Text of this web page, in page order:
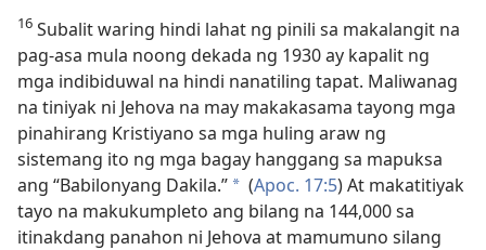
16 Subalit waring hindi lahat ng pinili sa makalangit na
pag-asa mula noong dekada ng 1930 ay kapalit ng
mga indibiduwal na hindi nanatiling tapat. Maliwanag
na tiniyak ni Jehova na may makakasama tayong mga
pinahirang Kristiyano sa mga huling araw ng
sistemang ito ng mga bagay hanggang sa mapuksa
ang “Babilonyang Dakila.” * (Apoc. 17:5) At makatitiyak
tayo na makukumpleto ang bilang na 144,000 sa
itinakdang panahon ni Jehova at mamumuno silang